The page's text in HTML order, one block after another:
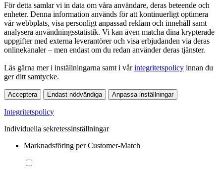
För detta samlar vi in data om våra användare, deras beteende och
enheter. Denna information används för att kontinuerligt optimera
vår webbplats, visa personligt anpassad reklam och innehåll samt
analysera användningsstatistik. Vi kan även matcha dina krypterade
uppgifter med externa leverantörer och visa erbjudanden via deras
onlinekanaler – men endast om du redan använder deras tjänster.
Läs gärna mer i inställningarna samt i vårintegritetspolicy innan du
ger ditt samtycke.
Acceptera Endast nödvändiga Anpassa inställningar
Integritetspolicy
Individuella sekretessinställningar
Marknadsföring per Customer-Match